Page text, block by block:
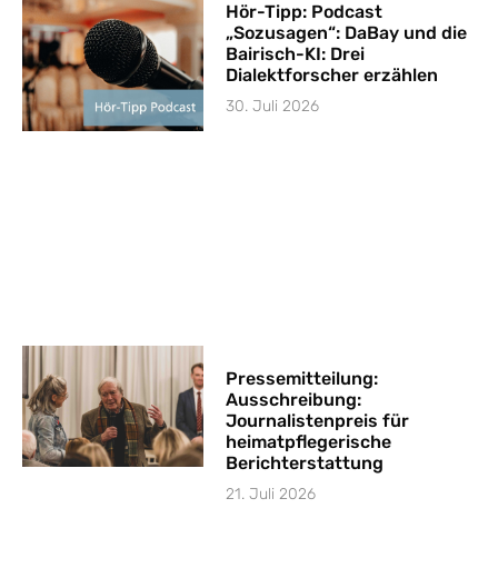
Hör-Tipp: Podcast
„Sozusagen“: DaBay und die
Bairisch-KI: Drei
Dialektforscher erzählen
30. Juli 2026
Pressemitteilung:
Ausschreibung:
Journalistenpreis für
heimatpflegerische
Berichterstattung
21. Juli 2026